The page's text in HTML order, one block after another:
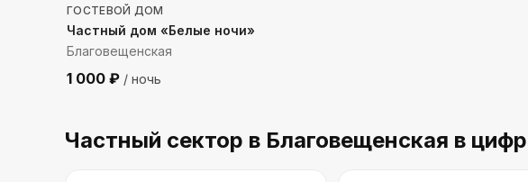
ГОСТЕВОЙ ДОМ
Частный дом «Белые ночи»
Благовещенская
1 000 ₽ / ночь
Частный сектор в Благовещенская в